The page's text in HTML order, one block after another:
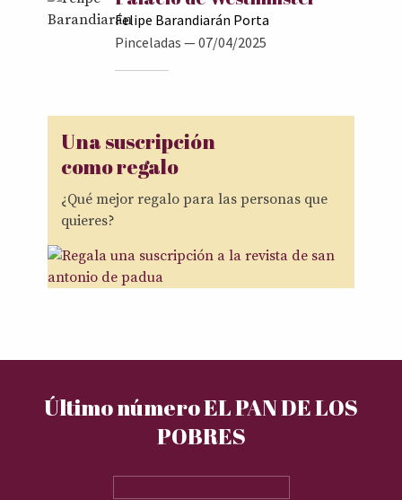
Felipe Barandiarán Porta
Pinceladas — 07/04/2025
Una suscripción
como regalo
¿Qué mejor regalo para las personas que
quieres?
Último número EL PAN DE LOS
POBRES